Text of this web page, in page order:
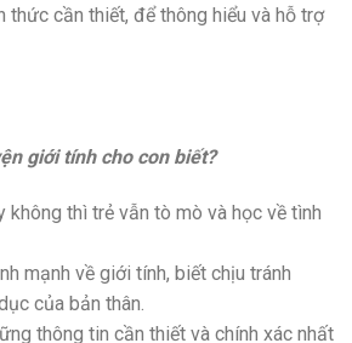
thức cần thiết, để thông hiểu và hỗ trợ
giới tính cho con biết?
không thì trẻ vẫn tò mò và học về tình
mạnh về giới tính, biết chịu tránh
của bản thân.
thông tin cần thiết và chính xác nhất